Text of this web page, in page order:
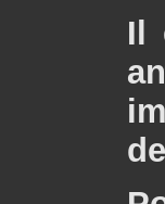
Il